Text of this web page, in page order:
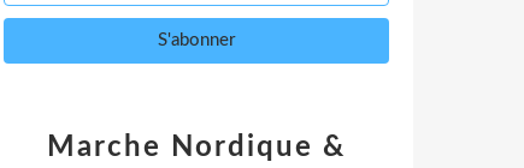
Marche Nordique &